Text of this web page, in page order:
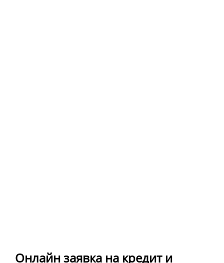
Онлайн заявка на кредит и